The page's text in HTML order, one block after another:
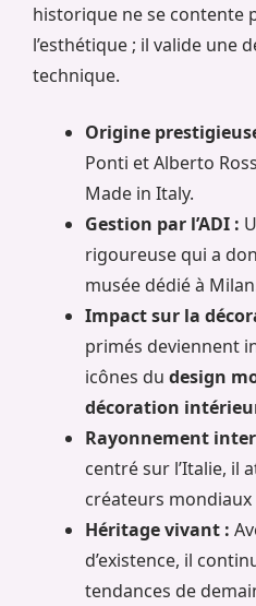
historique ne se contente
l’esthétique ; il valide une
technique.
Origine
Ponti et Alberto
Made in Italy.
Gestion par l’ADI :
rigoureuse qui a
musée dédié à
Impact sur la
primés deviennent
icônes du design
décoration
Rayonnement
centré sur l’Italie, il
créateurs
Héritage vivant :
d’existence, il
tendances de